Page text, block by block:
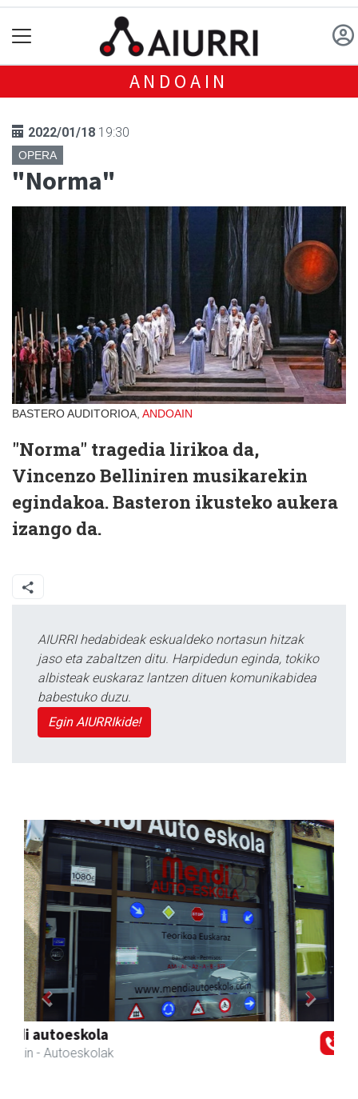
ANDOAIN
2022/01/18 19:30
OPERA
"Norma"
BASTERO AUDITORIOA, ANDOAIN
"Norma" tragedia lirikoa da,
Vincenzo Belliniren musikarekin
egindakoa. Basteron ikusteko aukera
izango da.
AIURRI hedabideak eskualdeko nortasun hitzak
jaso eta zabaltzen ditu. Harpidedun eginda, tokiko
albisteak euskaraz lantzen dituen komunikabidea
babestuko duzu.
Egin AIURRIkide!
Azkain motoak
Andoain - Motor dendak
Previous Next